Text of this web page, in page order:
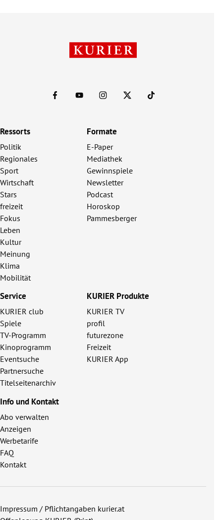
Ressorts
Politik
Regionales
Sport
Wirtschaft
Stars
freizeit
Fokus
Leben
Kultur
Meinung
Klima
Mobilität
Formate
E-Paper
Mediathek
Gewinnspiele
Newsletter
Podcast
Horoskop
Pammesberger
Service
KURIER club
Spiele
TV-Programm
Kinoprogramm
Eventsuche
Partnersuche
Titelseitenarchiv
KURIER Produkte
KURIER TV
profil
futurezone
Freizeit
KURIER App
Info und Kontakt
Abo verwalten
Anzeigen
Werbetarife
FAQ
Kontakt
Impressum / Pflichtangaben kurier.at